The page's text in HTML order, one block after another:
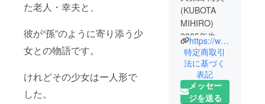
た老人・幸夫と、
彼が“孫”のように寄り添う少
女との物語です。
けれどその少女はー人形で
した。
(KUBOTA
MIHIRO)
2005年生ま
れ・静岡市
出身
https://www.instagram.com/kaiou_hotel?utm_source=ig_web_button_share_sheet&igsh=ZDNlZDc0MzIxNw==
特定商取引
法に基づく
表記
メッセー
ジを送る